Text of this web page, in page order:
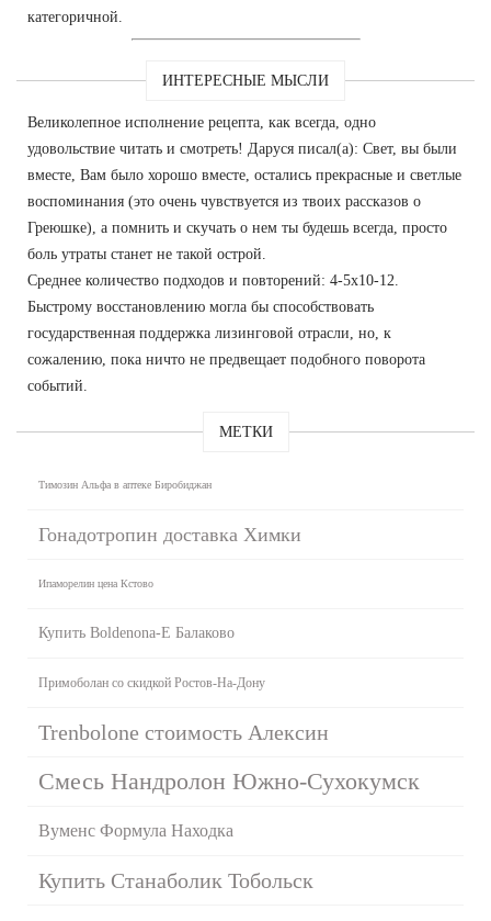
категоричной.
ИНТЕРЕСНЫЕ МЫСЛИ
Великолепное исполнение рецепта, как всегда, одно
удовольствие читать и смотреть! Даруся писал(а): Свет, вы были
вместе, Вам было хорошо вместе, остались прекрасные и светлые
воспоминания (это очень чувствуется из твоих рассказов о
Греюшке), а помнить и скучать о нем ты будешь всегда, просто
боль утраты станет не такой острой.
Среднее количество подходов и повторений: 4-5х10-12.
Быстрому восстановлению могла бы способствовать
государственная поддержка лизинговой отрасли, но, к
сожалению, пока ничто не предвещает подобного поворота
событий.
МЕТКИ
Tимозин Альфа в аптеке Биробиджан
Гонадотропин доставка Химки
Ипаморелин цена Кстово
Купить Boldenona-E Балаково
Примоболан со скидкой Ростов-На-Дону
Trenbolone стоимость Алексин
Смесь Нандролон Южно-Сухокумск
Вуменс Формула Находка
Купить Станаболик Тобольск